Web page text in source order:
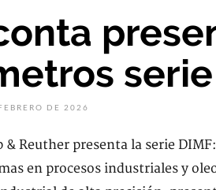
serie
DE 2026
& Reuther presenta la serie
en procesos industriales y